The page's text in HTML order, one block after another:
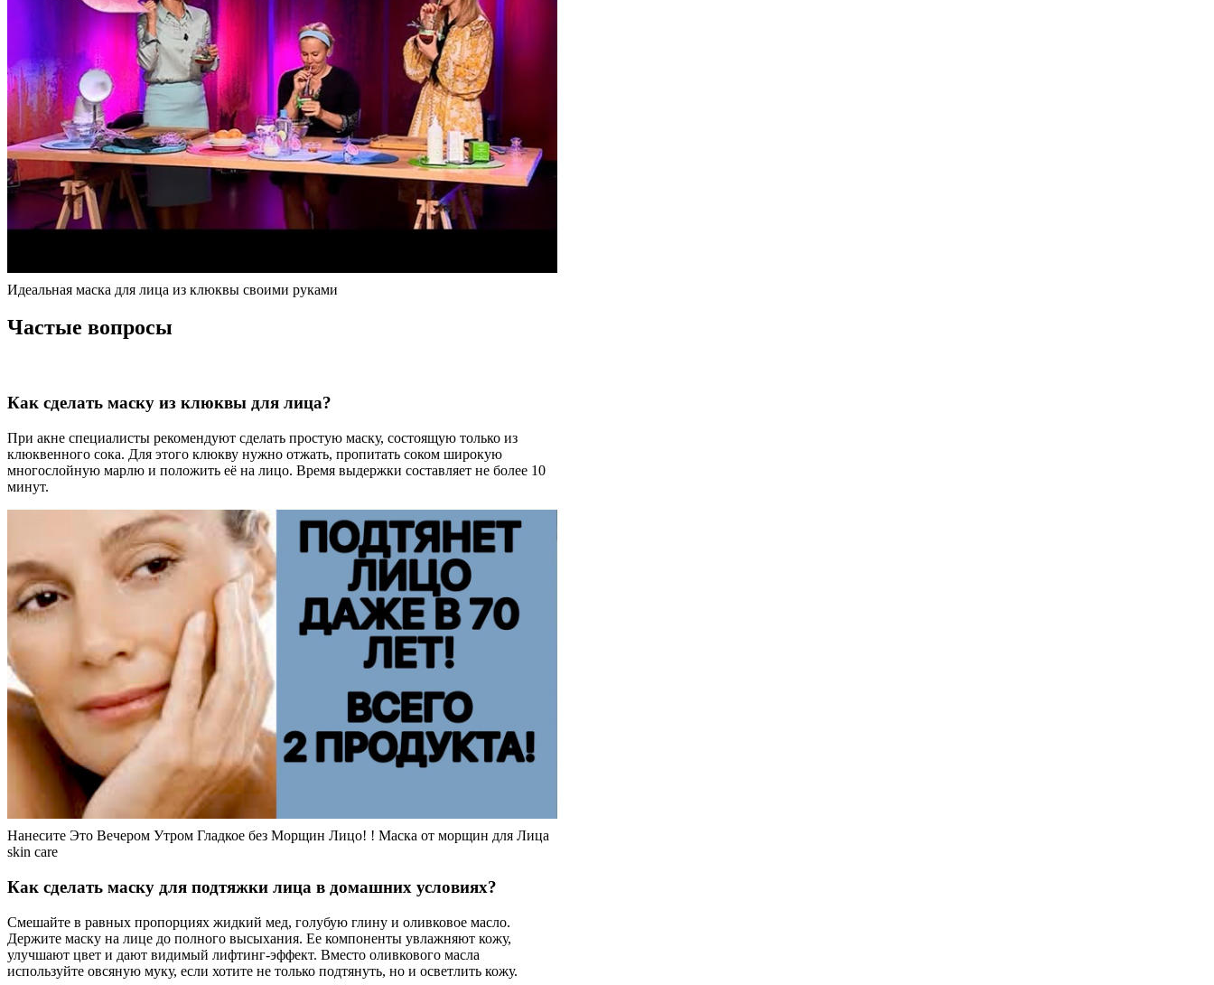
Идеальная маска для лица из клюквы своими руками
Частые вопросы
Как сделать маску из клюквы для лица?
При акне специалисты рекомендуют сделать простую маску, состоящую только из
клюквенного сока. Для этого клюкву нужно отжать, пропитать соком широкую
многослойную марлю и положить её на лицо. Время выдержки составляет не более 10
минут.
Нанесите Это Вечером Утром Гладкое без Морщин Лицо! ! Маска от морщин для Лица
skin care
Как сделать маску для подтяжки лица в домашних условиях?
Смешайте в равных пропорциях жидкий мед, голубую глину и оливковое масло.
Держите маску на лице до полного высыхания. Ее компоненты увлажняют кожу,
улучшают цвет и дают видимый лифтинг-эффект. Вместо оливкового масла
используйте овсяную муку, если хотите не только подтянуть, но и осветлить кожу.